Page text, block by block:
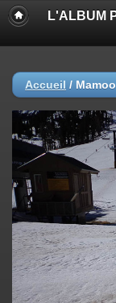
L'ALBUM
Accueil /